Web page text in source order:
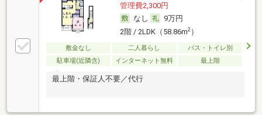
管理費2,300円
なし
9万円
2階 / 2LDK（58.86m2）
敷金なし 二人暮らし
バス・トイレ別
駐車場(近隣含)
インターネット無料 最上階
最上階・保証人不要／代行